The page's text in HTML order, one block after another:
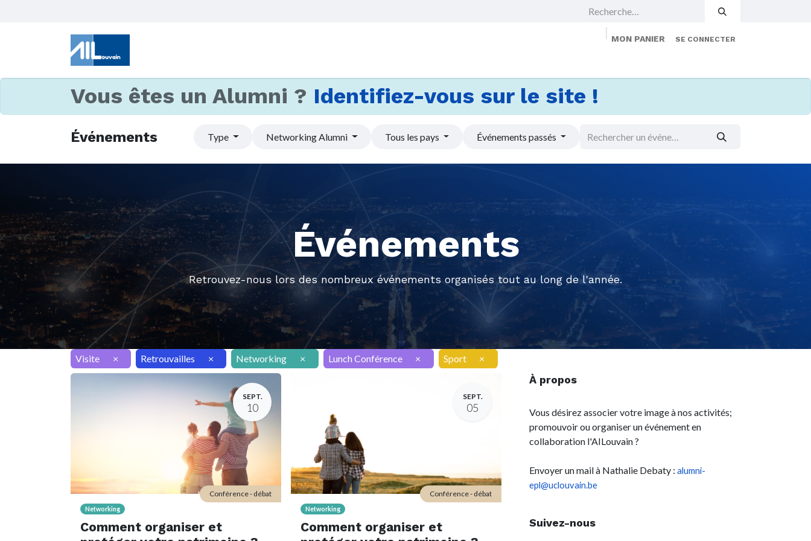
MON PANIER SE CONNECTER
Vous êtes un Alumni ? Identifiez-vous sur le site !
Événements Type Networking Alumni Tous les pays Événements passés
Événements
Retrouvez-nous lors des nombreux événements organisés tout au long de l'année.
Visite × Retrouvailles × Networking × Lunch Conférence × Sport ×
SEPT.
10
Networking
Comment organiser et
Conférence - débat
SEPT.
05
Networking
Comment organiser et
Conférence - débat
À propos
Vous désirez associer votre image à nos activités;
promouvoir ou organiser un événement en
collaboration l'AILouvain ?
Envoyer un mail à Nathalie Debaty : alumni-
epl@uclouvain.be
Suivez-nous